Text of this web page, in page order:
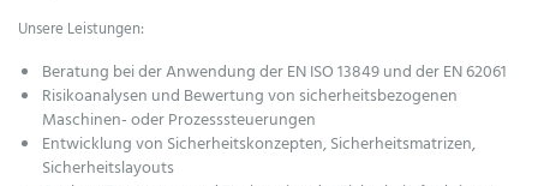
Unsere Leistungen:
Beratung bei der Anwendung der EN ISO 13849 und der EN 62061
Risikoanalysen und Bewertung von sicherheitsbezogenen
Maschinen- oder Prozesssteuerungen
Entwicklung von Sicherheitskonzepten, Sicherheitsmatrizen,
Sicherheitslayouts